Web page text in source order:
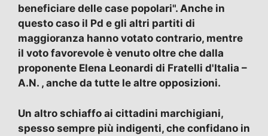
beneficiare delle case popolari". Anche in
questo caso il Pd e gli altri partiti di
maggioranza hanno votato contrario, mentre
il voto favorevole è venuto oltre che dalla
proponente Elena Leonardi di Fratelli d'Italia –
A.N. , anche da tutte le altre opposizioni.
Un altro schiaffo ai cittadini marchigiani,
spesso sempre più indigenti, che confidano in